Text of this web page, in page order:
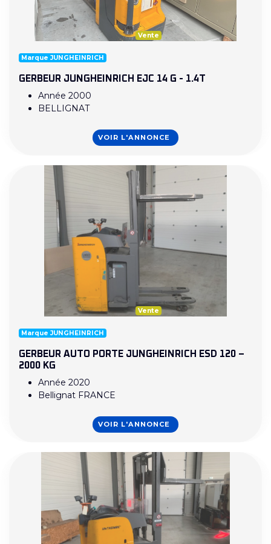
Vente
Marque JUNGHEINRICH
GERBEUR JUNGHEINRICH EJC 14 G - 1.4T
Année 2000
BELLIGNAT
VOIR L'ANNONCE
Vente
Marque JUNGHEINRICH
GERBEUR AUTO PORTE JUNGHEINRICH ESD 120 –
2000 KG
Année 2020
Bellignat FRANCE
VOIR L'ANNONCE